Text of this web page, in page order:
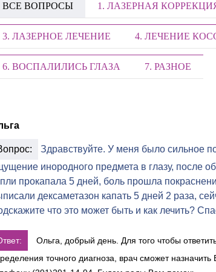
ВСЕ ВОПРОСЫ 1. ЛАЗЕРНАЯ
3. ЛАЗЕРНОЕ ЛЕЧЕНИЕ 4. ЛЕЧЕНИЕ
6. ВОСПАЛИЛИСЬ ГЛАЗА 7. РАЗНОЕ
Здравствуйте. У меня было сильное
инородного предмета в глазу, после
прокапала 5 дней, боль прошла
дексаметазон капать 5 дней 2 раза,
что это может быть и как лечить?
Ольга, добрый день. Для того чтобы
точного диагноза, врач сможет